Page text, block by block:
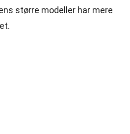
større modeller har mere